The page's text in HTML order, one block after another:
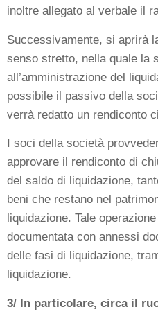
inoltre allegato al verbale il
Successivamente, si aprirà
senso stretto, nella quale la
all’amministrazione del
possibile il passivo della
verrà redatto un rendiconto
I soci della società
approvare il rendiconto di
del saldo di liquidazione,
beni che restano nel
liquidazione. Tale
documentata con annessi
delle fasi di liquidazione,
liquidazione.
3/ In particolare, circa il